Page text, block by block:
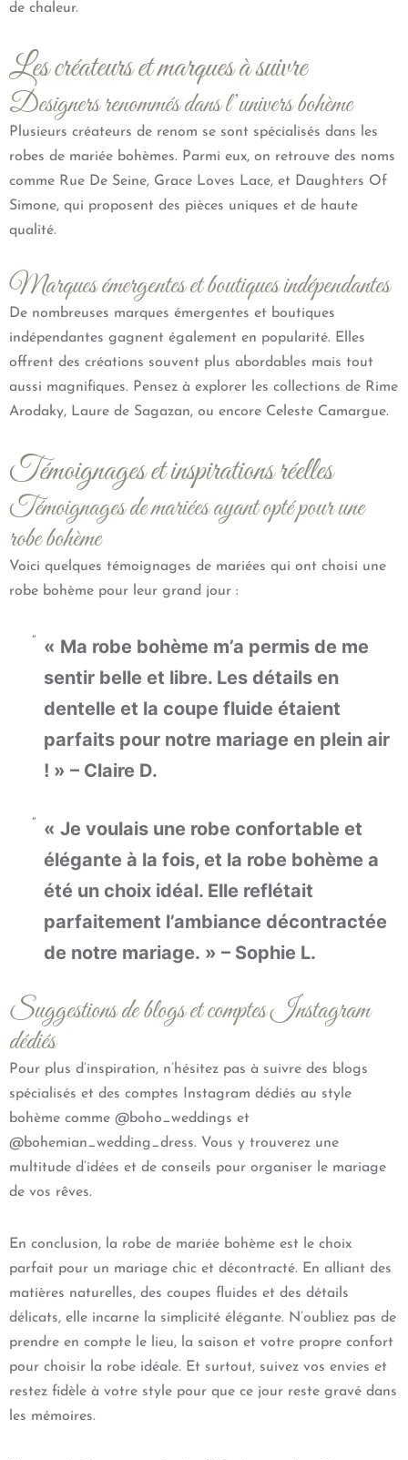
de chaleur.
Les créateurs et marques à suivre
Designers renommés dans l’univers bohème
Plusieurs créateurs de renom se sont spécialisés dans les
robes de mariée bohèmes. Parmi eux, on retrouve des noms
comme Rue De Seine, Grace Loves Lace, et Daughters Of
Simone, qui proposent des pièces uniques et de haute
qualité.
Marques émergentes et boutiques indépendantes
De nombreuses marques émergentes et boutiques
indépendantes gagnent également en popularité. Elles
offrent des créations souvent plus abordables mais tout
aussi magnifiques. Pensez à explorer les collections de Rime
Arodaky, Laure de Sagazan, ou encore Celeste Camargue.
Témoignages et inspirations réelles
Témoignages de mariées ayant opté pour une
robe bohème
Voici quelques témoignages de mariées qui ont choisi une
robe bohème pour leur grand jour :
« Ma robe bohème m’a permis de me
sentir belle et libre. Les détails en
dentelle et la coupe fluide étaient
parfaits pour notre mariage en plein air
! » – Claire D.
« Je voulais une robe confortable et
élégante à la fois, et la robe bohème a
été un choix idéal. Elle reflétait
parfaitement l’ambiance décontractée
de notre mariage. » – Sophie L.
Suggestions de blogs et comptes Instagram
dédiés
Pour plus d’inspiration, n’hésitez pas à suivre des blogs
spécialisés et des comptes Instagram dédiés au style
bohème comme @boho_weddings et
@bohemian_wedding_dress. Vous y trouverez une
multitude d’idées et de conseils pour organiser le mariage
de vos rêves.
En conclusion, la robe de mariée bohème est le choix
parfait pour un mariage chic et décontracté. En alliant des
matières naturelles, des coupes fluides et des détails
délicats, elle incarne la simplicité élégante. N’oubliez pas de
prendre en compte le lieu, la saison et votre propre confort
pour choisir la robe idéale. Et surtout, suivez vos envies et
restez fidèle à votre style pour que ce jour reste gravé dans
les mémoires.